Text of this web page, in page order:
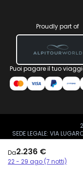
Da2.236 €
22 - 29 ago (7 notti)
Proudly part of
Puoi pagare il tuo
SEDE LEGALE: VIA
DI ISCRIZIONE AL RI:
SOCIALE